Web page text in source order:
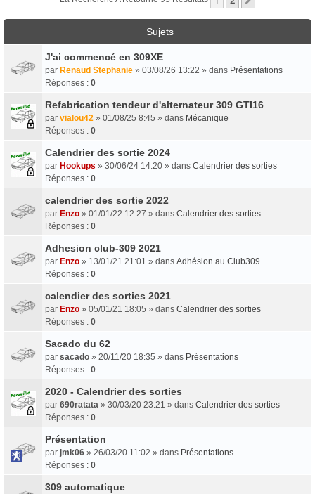
Sujets
J'ai commencé en 309XE
par Renaud Stephanie » 03/08/26 13:22 » dans Présentations
Réponses : 0
Refabrication tendeur d'alternateur 309 GTI16
par vialou42 » 01/08/25 8:45 » dans Mécanique
Réponses : 0
Calendrier des sortie 2024
par Hookups » 30/06/24 14:20 » dans Calendrier des sorties
Réponses : 0
calendrier des sortie 2022
par Enzo » 01/01/22 12:27 » dans Calendrier des sorties
Réponses : 0
Adhesion club-309 2021
par Enzo » 13/01/21 21:01 » dans Adhésion au Club309
Réponses : 0
calendier des sorties 2021
par Enzo » 05/01/21 18:05 » dans Calendrier des sorties
Réponses : 0
Sacado du 62
par sacado » 20/11/20 18:35 » dans Présentations
Réponses : 0
2020 - Calendrier des sorties
par 690ratata » 30/03/20 23:21 » dans Calendrier des sorties
Réponses : 0
Présentation
par jmk06 » 26/03/20 11:02 » dans Présentations
Réponses : 0
309 automatique